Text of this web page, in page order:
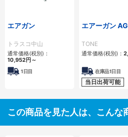
エアガン
トラスコ中山
通常価格(税別)：
10,952円 ～
1日目
エアーガン
TONE
通常価格(税別)：
在庫品1日目
当日出荷可能
この商品を見た人は、こんな